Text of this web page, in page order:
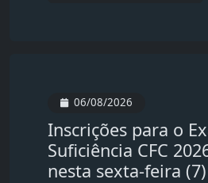
06/08/2026
Inscrições para o
Suficiência CFC
nesta sexta-feira (7)